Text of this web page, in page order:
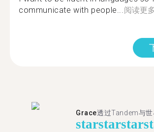
communicate with people...阅读更多
Grace透过Tandem与世
starstarstar